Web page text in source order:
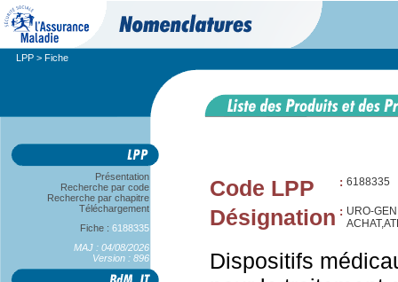
LPP > Fiche
Présentation
Recherche par code
Recherche par chapitre
Téléchargement
Fiche : 6188335
MAJ : 04/08/2026
Version : 896
Code LPP : 6188335
Désignation : URO-
Dispositifs